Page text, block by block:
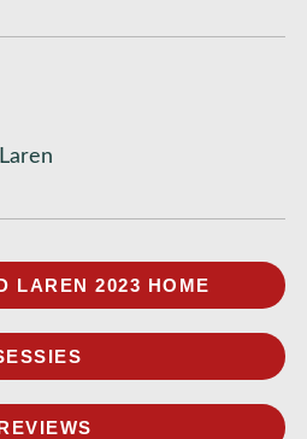
LAREN 2023 HOME